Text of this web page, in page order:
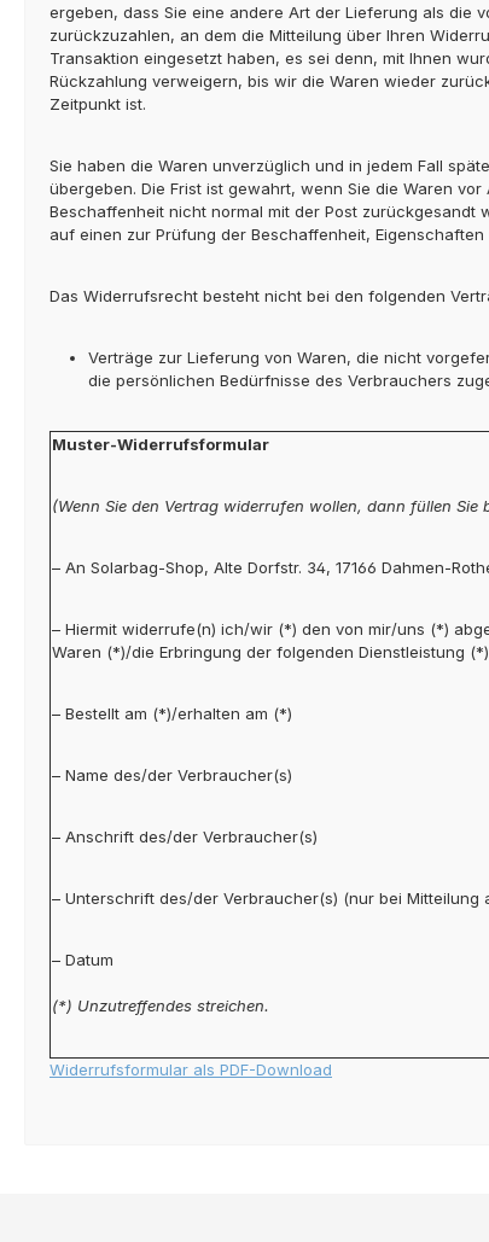
ergeben, dass Sie eine andere Art der Lieferung als die
zurückzuzahlen, an dem die Mitteilung über Ihren
Transaktion eingesetzt haben, es sei denn, mit Ihnen
Rückzahlung verweigern, bis wir die Waren wieder
Zeitpunkt ist.
Sie haben die Waren unverzüglich und in jedem Fall
übergeben. Die Frist ist gewahrt, wenn Sie die Waren
Beschaffenheit nicht normal mit der Post zurückgesandt
auf einen zur Prüfung der Beschaffenheit,
Das Widerrufsrecht besteht nicht bei den folgenden
Verträge zur Lieferung von Waren, die nicht
die persönlichen Bedürfnisse des Verbrauchers
Muster-Widerrufsformular
(Wenn Sie den Vertrag widerrufen wollen, dann füllen
– An Solarbag-Shop, Alte Dorfstr. 34, 17166 Dahmen-
– Hiermit widerrufe(n) ich/wir (*) den von mir/uns (*)
Waren (*)/die Erbringung der folgenden Dienstleistung (*)
– Bestellt am (*)/erhalten am (*)
– Name des/der Verbraucher(s)
– Anschrift des/der Verbraucher(s)
– Unterschrift des/der Verbraucher(s) (nur bei Mitteilung
– Datum
(*) Unzutreffendes streichen.
Widerrufsformular als PDF-Download